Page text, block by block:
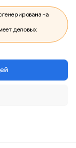
на
деловых